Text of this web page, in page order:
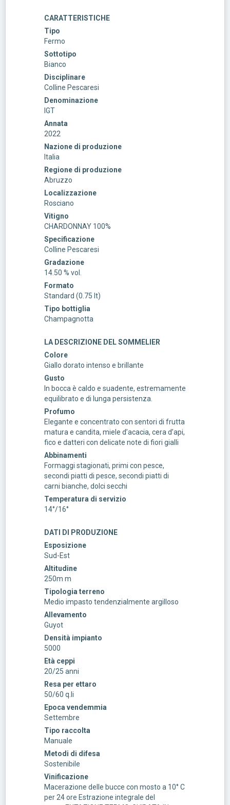
CARATTERISTICHE
Tipo
Fermo
Sottotipo
Bianco
Disciplinare
Colline Pescaresi
Denominazione
IGT
Annata
2022
Nazione di produzione
Italia
Regione di produzione
Abruzzo
Localizzazione
Rosciano
Vitigno
CHARDONNAY 100%
Specificazione
Colline Pescaresi
Gradazione
14.50 % vol.
Formato
Standard (0.75 lt)
Tipo bottiglia
Champagnotta
LA DESCRIZIONE DEL SOMMELIER
Colore
Giallo dorato intenso e brillante
Gusto
In bocca è caldo e suadente, estremamente
equilibrato e di lunga persistenza.
Profumo
Elegante e concentrato con sentori di frutta
matura e candita, miele d’acacia, cera d’api,
fico e datteri con delicate note di fiori gialli
Abbinamenti
Formaggi stagionati, primi con pesce,
secondi piatti di pesce, secondi piatti di
carni bianche, dolci secchi
Temperatura di servizio
14°/16°
DATI DI PRODUZIONE
Esposizione
Sud-Est
Altitudine
250m m
Tipologia terreno
Medio impasto tendenzialmente argilloso
Allevamento
Guyot
Densità impianto
5000
Età ceppi
20/25 anni
Resa per ettaro
50/60 q.li
Epoca vendemmia
Settembre
Tipo raccolta
Manuale
Metodi di difesa
Sostenibile
Vinificazione
Macerazione delle bucce con mosto a 10° C
per 24 ore Estrazione integrale del